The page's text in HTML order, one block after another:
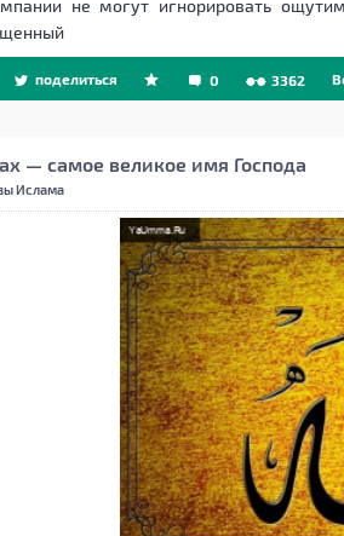
не могут игнорировать
поделиться 0 3362
— самое великое имя Господа
Ислама